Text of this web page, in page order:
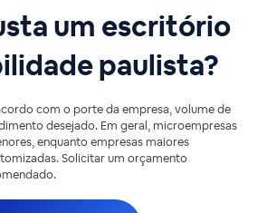
um escritório
paulista?
com o porte da empresa, volume de
desejado. Em geral, microempresas
enquanto empresas maiores
Solicitar um orçamento